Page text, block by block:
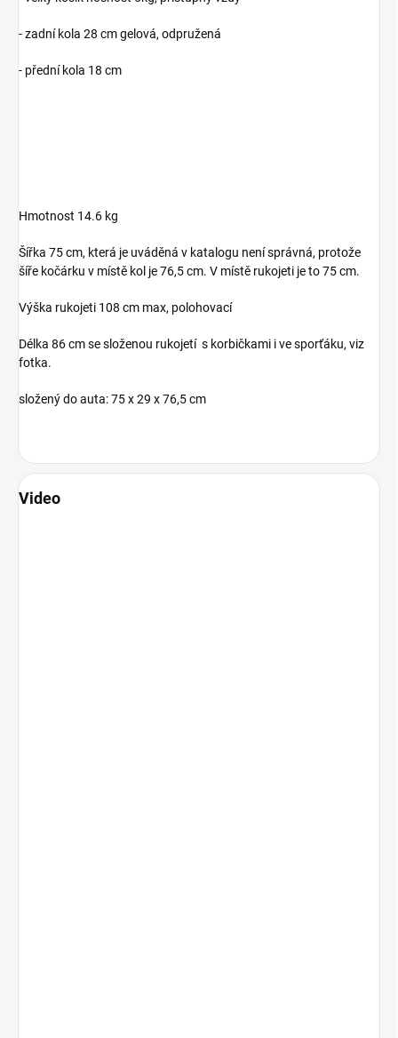
- zadní kola 28 cm gelová, odpružená
- přední kola 18 cm
Hmotnost 14.6 kg
Šířka 75 cm, která je uváděná v katalogu není správná, protože
šíře kočárku v místě kol je 76,5 cm. V místě rukojeti je to 75 cm.
Výška rukojeti 108 cm max, polohovací
Délka 86 cm se složenou rukojetí s korbičkami i ve sporťáku, viz
fotka.
složený do auta: 75 x 29 x 76,5 cm
Video